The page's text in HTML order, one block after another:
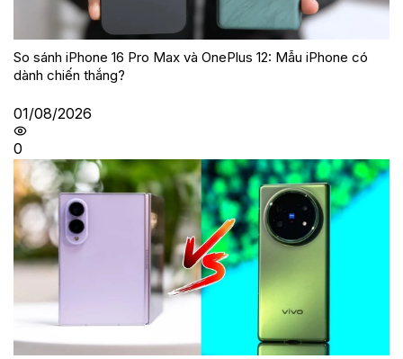
So sánh iPhone 16 Pro Max và OnePlus 12: Mẫu iPhone có
dành chiến thắng?
01/08/2026
0